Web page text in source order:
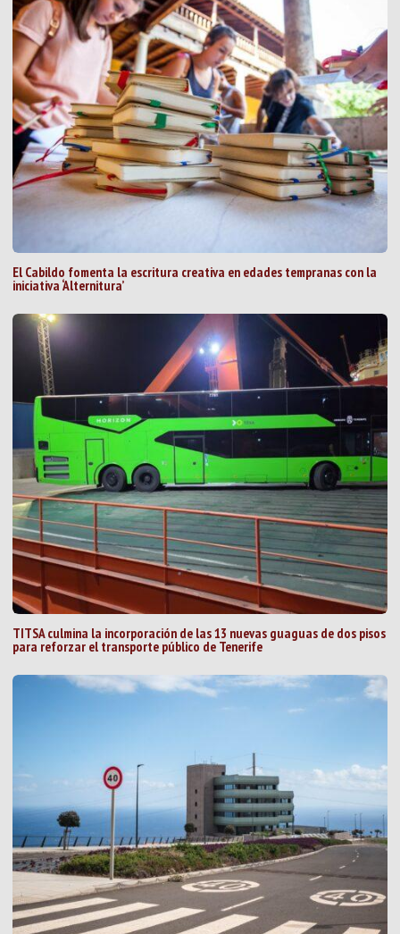
El Cabildo fomenta la escritura creativa en edades tempranas con la
iniciativa ‘Alternitura’
TITSA culmina la incorporación de las 13 nuevas guaguas de dos pisos
para reforzar el transporte público de Tenerife